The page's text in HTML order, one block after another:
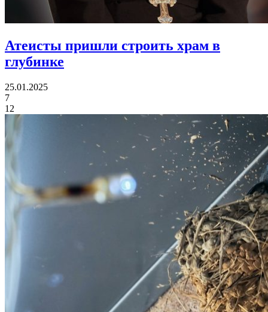
Атеисты пришли строить храм в
глубинке
25.01.2025
7
12